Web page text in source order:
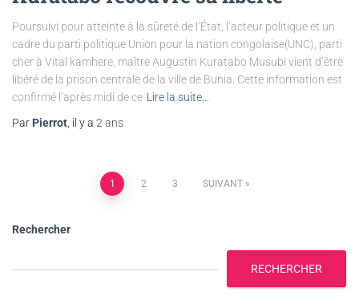
Poursuivi pour atteinte à la sûreté de l’État, l’acteur politique et un
cadre du parti politique Union pour la nation congolaise(UNC), parti
cher à Vital kamhere, maître Augustin Kuratabo Musubi vient d’être
libéré de la prison centrale de la ville de Bunia. Cette information est
confirmé l’après midi de ce Lire la suite…
Par Pierrot , il y a 2 ans
1 2 3 SUIVANT
Rechercher
RECHERCHER